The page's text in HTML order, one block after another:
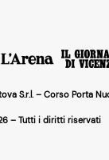
S.r.l. – Corso Porta
– Tutti i diritti riservati